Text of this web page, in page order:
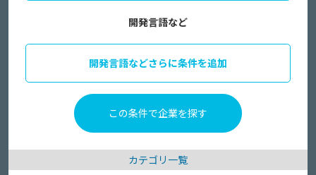
開発言語など
開発言語などさらに条件を追加
カテゴリ一覧